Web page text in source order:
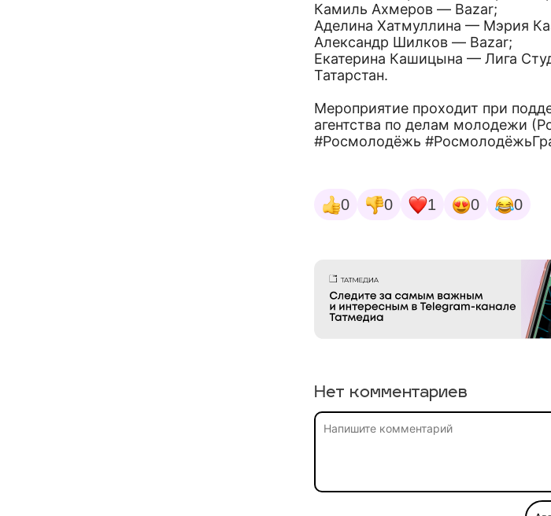
Камиль Ахмеров — Bazar;
Аделина Хатмуллина — Мэрия
Александр Шилков — Bazar;
Екатерина Кашицына — Лига
Татарстан.
Мероприятие проходит при
агентства по делам молодежи
#Росмолодёжь
0 0 1 0 0
Нет комментариев